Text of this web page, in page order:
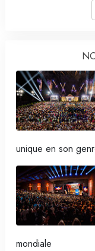
unique en son
mondiale